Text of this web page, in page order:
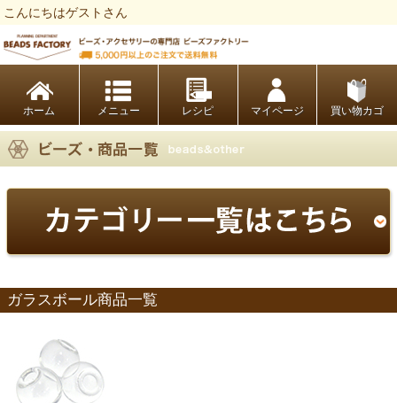
こんにちはゲストさん
ホーム レシピ マイページ 買い物カゴ
ガラスボール商品一覧